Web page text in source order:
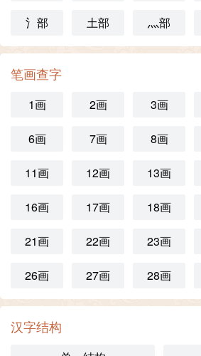
氵部 土部 灬部
笔画查字
1画 2画 3画
6画 7画 8画
11画 12画 13画
16画 17画 18画
21画 22画 23画
26画 27画 28画
汉字结构